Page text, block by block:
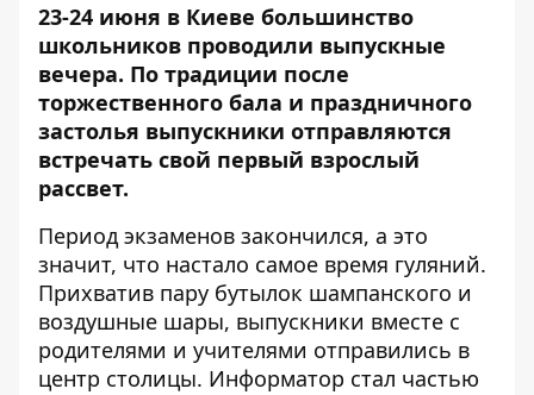
23-24 июня в Киеве большинство
школьников проводили выпускные
вечера. По традиции после
торжественного бала и праздничного
застолья выпускники отправляются
встречать свой первый взрослый
рассвет.
Период экзаменов закончился, а это
значит, что настало самое время гуляний.
Прихватив пару бутылок шампанского и
воздушные шары, выпускники вместе с
родителями и учителями отправились в
центр столицы. Информатор стал частью